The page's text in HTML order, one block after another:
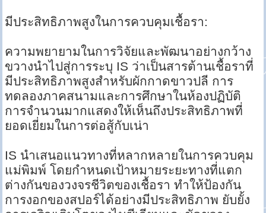
มีประสิทธิภาพสูงในการควบคุมเชื้อรา:
ความพยายามในการวิจัยและพัฒนาอย่างกว้าง
ขวางนำไปสู่การระบุ IS ว่าเป็นสารต้านเชื้อราที่
มีประสิทธิภาพสูงสำหรับผักกาดขาวปลี การ
ทดลองภาคสนามและการศึกษาในห้องปฏิบัติ
การจำนวนมากแสดงให้เห็นถึงประสิทธิภาพที่
ยอดเยี่ยมในการต่อสู้กับเน่า
IS นำเสนอแนวทางที่หลากหลายในการควบคุม
แม่พิมพ์ โดยกำหนดเป้าหมายระยะทางที่แตก
ต่างกันของวงจรชีวิตของเชื้อรา ทำให้ป้องกัน
การงอกของสปอร์ได้อย่างมีประสิทธิภาพ ยับยั้ง